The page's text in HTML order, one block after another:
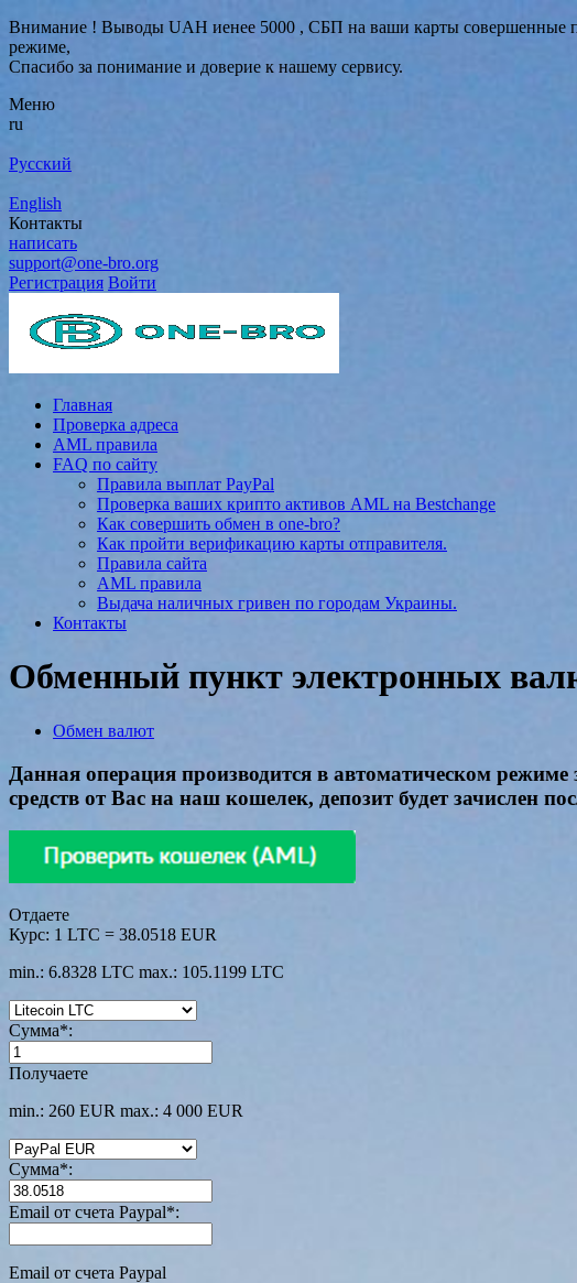
Внимание ! Выводы UAH иенее 5000 , СБП на ваши карты совершенные
режиме,
Спасибо за понимание и доверие к нашему сервису.
Меню
ru
Русский
English
Контакты
написать
support@one-bro.org
Регистрация Войти
Главная
Проверка адреса
AML правила
FAQ по сайту
Правила выплат PayPal
Проверка ваших крипто активов AML на Bestchange
Как совершить обмен в one-bro?
Как пройти верификацию карты отправителя.
Правила сайта
AML правила
Выдача наличных гривен по городам Украины.
Контакты
Обменный пункт электронных
Обмен валют
Данная операция производится в автоматическом
средств от Вас на наш кошелек, депозит будет зачислен
Отдаете
Курс: 1 LTC = 38.0518 EUR
min.: 6.8328 LTC max.: 105.1199 LTC
Сумма*:
Получаете
min.: 260 EUR max.: 4 000 EUR
Сумма*:
Email от счета Paypal*:
Email от счета Paypal